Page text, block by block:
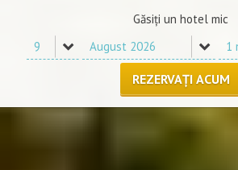
Găsiți un hotel mic
REZERVAȚI ACUM